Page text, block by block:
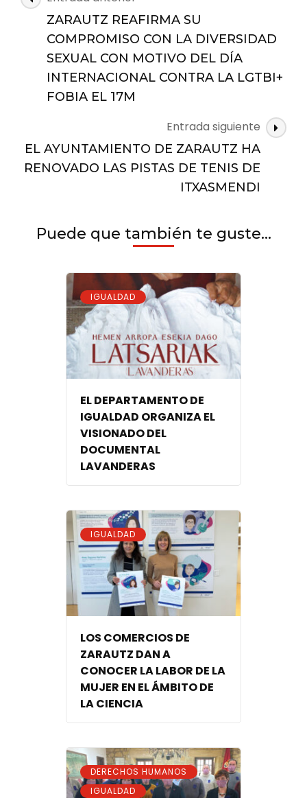
DE
MAYO,
DÍA
INTERNACIONAL
LGTBIFOBIA
de
entradas
ZARAUTZ REAFIRMA SU
COMPROMISO CON LA DIVERSIDAD
SEXUAL CON MOTIVO DEL DÍA
INTERNACIONAL CONTRA LA LGTBI+
FOBIA EL 17M
Entrada siguiente
EL AYUNTAMIENTO DE ZARAUTZ HA
RENOVADO LAS PISTAS DE TENIS DE
ITXASMENDI
Puede que también te guste...
IGUALDAD
EL DEPARTAMENTO DE
IGUALDAD ORGANIZA EL
VISIONADO DEL
DOCUMENTAL
LAVANDERAS
IGUALDAD
LOS COMERCIOS DE
ZARAUTZ DAN A
CONOCER LA LABOR DE LA
MUJER EN EL ÁMBITO DE
LA CIENCIA
DERECHOS HUMANOS ,
IGUALDAD